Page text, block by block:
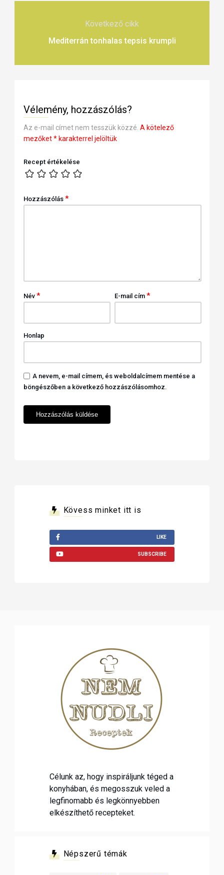
Következő cikk
Mediterrán tonhalas tepsis krumpli
Vélemény, hozzászólás?
Az e-mail címet nem tesszük közzé. A kötelező
mezőket*karakterrel jelöltük
Recept értékelése
Hozzászólás *
Név * E-mail cím*
Honlap
A nevem, e-mail címem, és weboldalcímem mentése a
böngészőben a következő hozzászólásomhoz.
Kövess minket itt is
LIKE
SUBSCRIBE
Célunk az, hogy inspiráljunk téged a
konyhában, és megosszuk veled a
legfinomabb és legkönnyebben
elkészíthető recepteket.
Népszerű témák